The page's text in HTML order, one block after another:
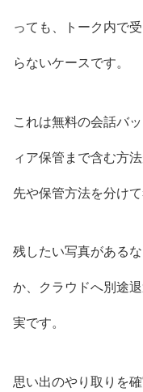
っても、トーク内で
らないケースです。
これは無料の会話バ
ィア保管まで含む方
先や保管方法を分け
残したい写真がある
か、クラウドへ別途
実です。
思い出のやり取りを